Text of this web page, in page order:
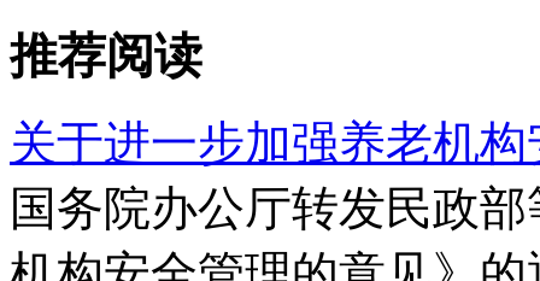
推荐阅读
关于进一步加强养老机
国务院办公厅转发民政